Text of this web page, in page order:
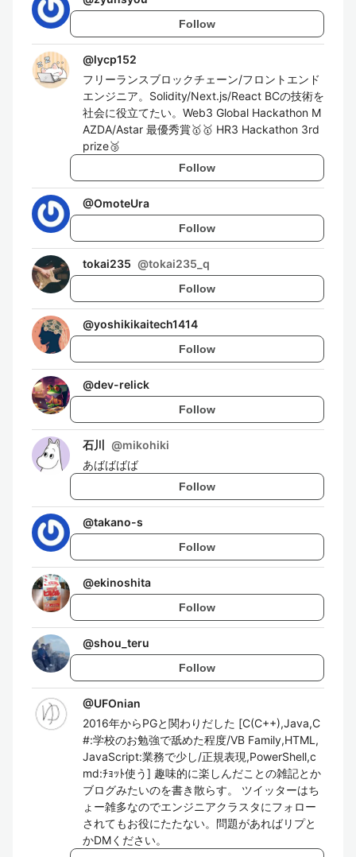
Follow
@lycp152
フリーランスブロックチェーン/フロントエンド
エンジニア。Solidity/Next.js/React BCの技術を
社会に役立てたい。Web3 Global Hackathon M
AZDA/Astar 最優秀賞🥇🥇 HR3 Hackathon 3rd
prize🥉
Follow
@OmoteUra
Follow
tokai235 @tokai235_q
Follow
@yoshikikaitech1414
Follow
@dev-relick
Follow
石川 @mikohiki
あばばばば
Follow
@takano-s
Follow
@ekinoshita
Follow
@shou_teru
Follow
@UFOnian
2016年からPGと関わりだした [C(C++),Java,C
#:学校のお勉強で舐めた程度/VB Family,HTML,
JavaScript:業務で少し/正規表現,PowerShell,c
md:ﾁｮｯﾄ使う] 趣味的に楽しんだことの雑記とか
ブログみたいのを書き散らす。 ツイッターはち
ょー雑多なのでエンジニアクラスタにフォロー
されてもお役にたたない。問題があればリプと
かDMください。